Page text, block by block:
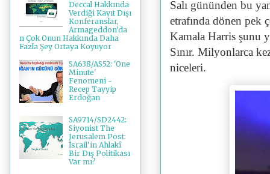
Salı gününden bu
etrafında dönen pek
Kamala Harris şunu
Sınır. Milyonlarca
niceleri.
Deccal Hakkında
Verdiği Kayıt Dışı
Konferanslar,
Armageddon'da
n Çok Onun Hakkında Daha
Fazla Şey Ortaya Koyuyor
SA638/AS52: 'One
Minute'
Fenomeni -
Recep Tayyip
Erdoğan
SA9714/SD2442:
Siyonist The
Jerusalem Post:
İsrail'in Ahlakî
Bir Dış Politikası
Var mı?